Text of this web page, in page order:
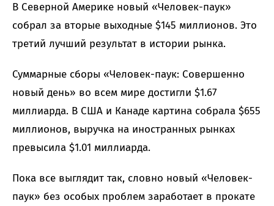
В Северной Америке новый «Человек-паук»
собрал за вторые выходные $145 миллионов. Это
третий лучший результат в истории рынка.
Суммарные сборы «Человек-паук: Совершенно
новый день» во всем мире достигли $1.67
миллиарда. В США и Канаде картина собрала $655
миллионов, выручка на иностранных рынках
превысила $1.01 миллиарда.
Пока все выглядит так, словно новый «Человек-
паук» без особых проблем заработает в прокате